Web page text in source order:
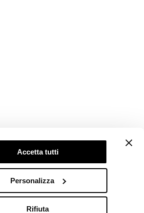
Accetta tutti
Personalizza
Rifiuta
Follow us